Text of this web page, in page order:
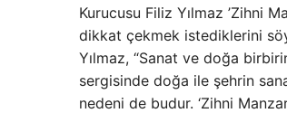
Kurucusu Filiz Yılmaz ’Zihni
dikkat çekmek istediklerini
Yılmaz, “Sanat ve doğa
sergisinde doğa ile şehrin
nedeni de budur. ‘Zihni